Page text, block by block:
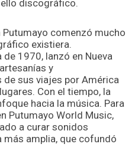
discográfico.
comenzó mucho
existiera.
1970, lanzó en Nueva
y
sus viajes por América
Con el tiempo, la
hacia la música. Para
Putumayo World Music,
a curar sonidos
más amplia, que cofundó